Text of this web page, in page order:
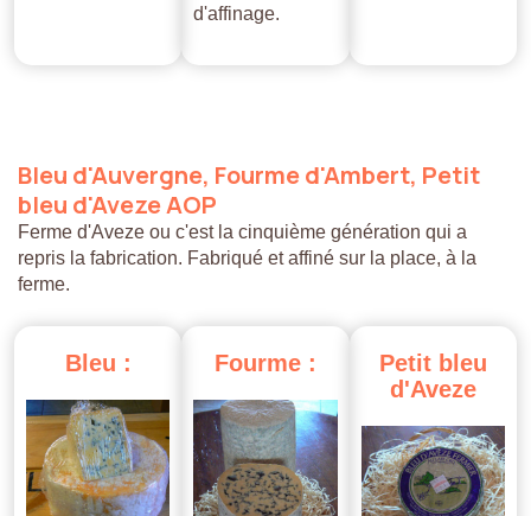
d'affinage.
Bleu d'Auvergne, Fourmed'Ambert, Petit
bleu d'AvezeAOP
Ferme d'Aveze ou c'est la cinquième génération qui a
repris la fabrication. Fabriqué et affiné sur la place, à la
ferme.
Bleu : Fourme : Petit bleu
d'Aveze